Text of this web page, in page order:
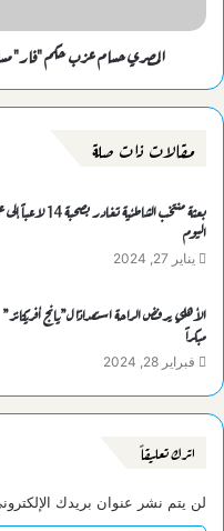
المصري حسام عزب حكم "فار"
مقالات ذات صلة
بعثة منتخب الشاطئية تغادر بصحبة
اليوم
يناير 27, 2024
الأهلي يرفض الراحة استعدادًا ل”يانج أفريكانز”
مبكراً
فبراير 28, 2024
اترك تعليقاً
لن يتم نشر عنوان بريدك